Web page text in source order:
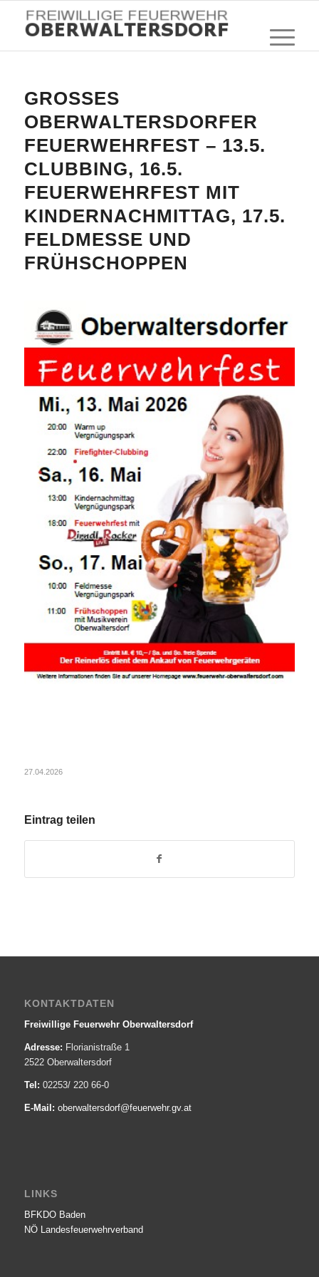
GROSSES
OBERWALTERSDORFER
FEUERWEHRFEST – 13.5.
CLUBBING, 16.5.
FEUERWEHRFEST MIT
KINDERNACHMITTAG, 17.5.
FELDMESSE UND
FRÜHSCHOPPEN
27.04.2026
Eintrag teilen
KONTAKTDATEN
Freiwillige Feuerwehr Oberwaltersdorf
Adresse: Florianistraße 1
2522 Oberwaltersdorf
Tel: 02253/ 220 66-0
E-Mail: oberwaltersdorf@­feuerwehr.gv.at
LINKS
BFKDO Baden
NÖ Landesfeuerwehr­verband